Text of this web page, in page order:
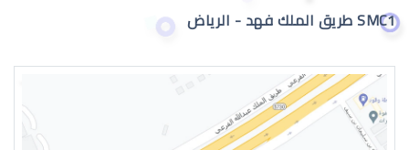
حول عيون الاطفال الرضع
SMC1 طريق الملك فهد - الرياض